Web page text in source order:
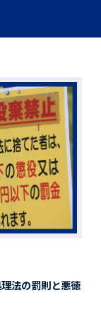
ログイン
ビュー
問
法の罰則と悪徳